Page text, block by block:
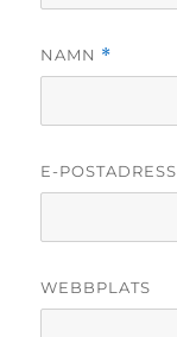
NAMN *
E-POSTADRESS
WEBBPLATS